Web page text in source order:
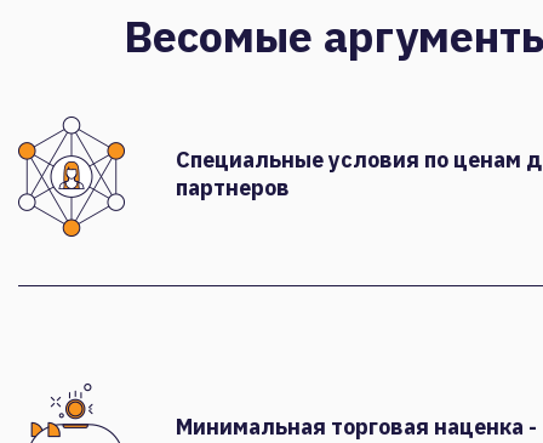
Весомые
Специальные условия по ценам
партнеров
Минимальная торговая наценка